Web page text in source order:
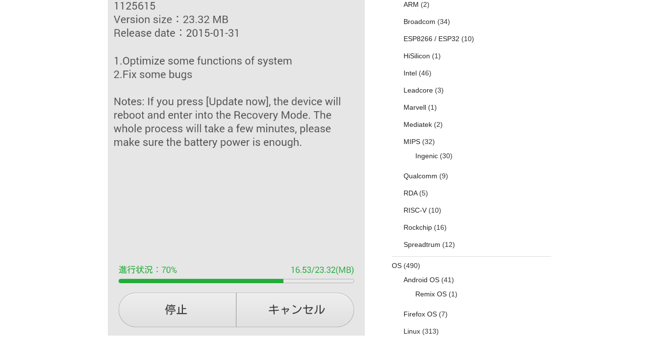
ARM (2)
Broadcom (34)
ESP8266 / ESP32 (10)
HiSilicon (1)
Intel(46)
Leadcore(3)
Marvell(1)
Mediatek(2)
MIPS(32)
Ingenic(30)
Qualcomm (9)
RDA(5)
RISC-V(10)
Rockchip(16)
Spreadtrum (12)
OS(490)
Android OS(41)
Remix OS(1)
Firefox OS(7)
Linux(313)